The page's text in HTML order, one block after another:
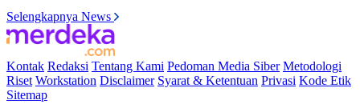
Selengkapnya News
Kontak Redaksi Tentang Kami Pedoman Media Siber Metodologi
Riset Workstation Disclaimer Syarat & Ketentuan Privasi Kode Etik
Sitemap